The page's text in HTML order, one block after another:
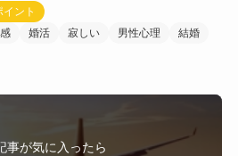
ント
婚活 寂しい 男性心理
結婚
事が気に入ったら